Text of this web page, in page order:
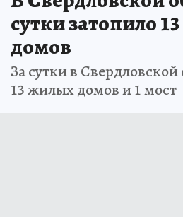
сутки затопило
домов
За сутки в
13 жилых домов и 1 мост